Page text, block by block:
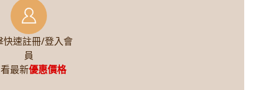
快速註冊/登入會
員
最新優惠價格